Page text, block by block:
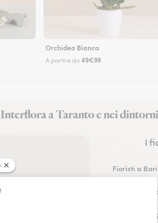
Orchidea Bianca
A partire da 49€99
a Taranto e nei dintorni
I
Fioristi a Bari
Fioristi a
Fioristi a